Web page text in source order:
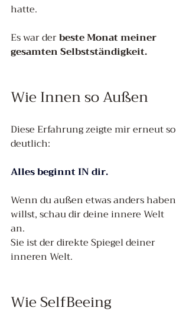
hatte.
Es war der beste Monat meiner
gesamten Selbstständigkeit.
Wie Innen so Außen
Diese Erfahrung zeigte mir erneut so
deutlich:
Alles beginnt IN dir.
Wenn du außen etwas anders haben
willst, schau dir deine innere Welt
an.
Sie ist der direkte Spiegel deiner
inneren Welt.
Wie SelfBeeing